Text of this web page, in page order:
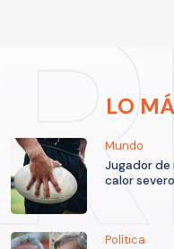
LO
Mundo
Jugador de
calor
Política